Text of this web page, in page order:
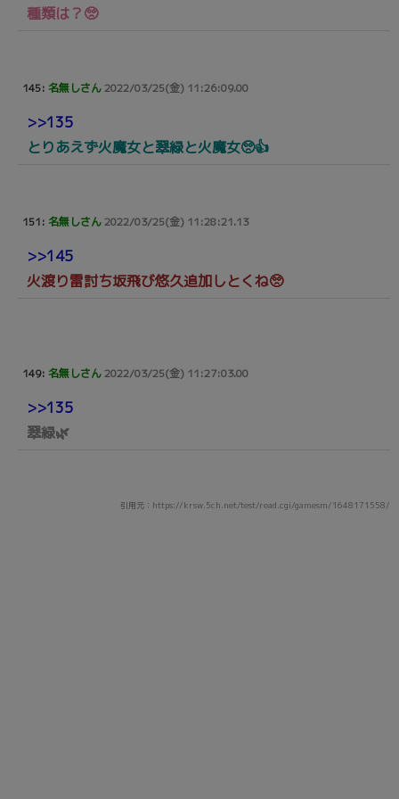
種類は？🥺
145: 名無しさん2022/03/25(金) 11:26:09.00
>>135
とりあえず火魔女と翠緑と火魔女🥺👍
151: 名無しさん2022/03/25(金) 11:28:21.13
>>145
火渡り雷討ち坂飛び悠久追加しとくね🥺
149: 名無しさん2022/03/25(金) 11:27:03.00
>>135
翠緑🌿
引用元：https://krsw.5ch.net/test/read.cgi/gamesm/1648171558/